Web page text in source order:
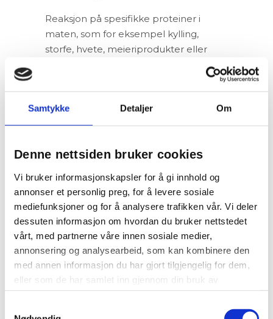
Samtykke Detaljer Om
Denne nettsiden bruker cookies
Vi bruker informasjonskapsler for å gi innhold og
annonser et personlig preg, for å levere sosiale
mediefunksjoner og for å analysere trafikken vår. Vi deler
dessuten informasjon om hvordan du bruker nettstedet
vårt, med partnerne våre innen sosiale medier,
annonsering og analysearbeid, som kan kombinere den
med annen informasjon du har gjort tilgjengelig for dem,
eller som de har samlet inn gjennom din bruk av
tjenestene deres.
Reaksjon på spesifikke proteiner i
maten, som for eksempel kylling,
storfe, hvete, meieriprodukter eller
egg. Symptomene vedvarer så lenge
man fôrer med det hunden reagerer
på.
HVA SKAL DU
GJØRE?
Oppsøk veterinær.Det er viktig å få
stilt riktig diagnose så tidlig som mulig.
Veterinæren vil først utelukke andre
årsaker til kløe, slik som parasitter,
soppinfeksjoner eller bakterielle
infeksjoner, før allergiutredningen
starter.